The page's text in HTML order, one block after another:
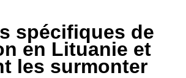
spécifiques de
en Lituanie et
les surmonter